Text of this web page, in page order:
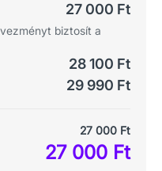
27 000 Ft
biztosít a
28 100 Ft
29 990 Ft
27 000 Ft
27 000 Ft